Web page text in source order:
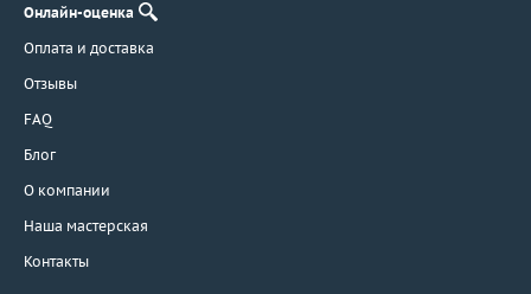
Онлайн-оценка
Оплата и доставка
Отзывы
FAQ
Блог
О компании
Наша мастерская
Контакты